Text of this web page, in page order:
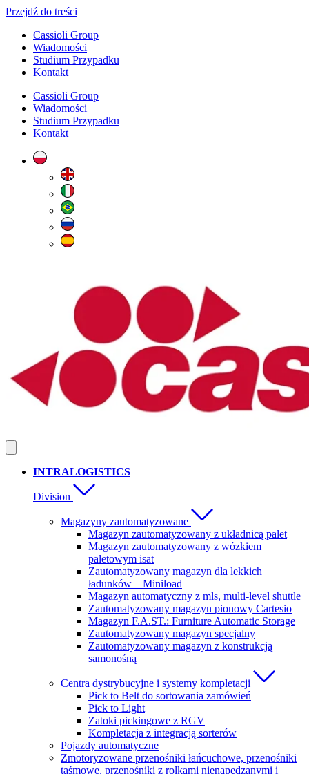
Przejdź do treści
Cassioli Group
Wiadomości
Studium Przypadku
Kontakt
Cassioli Group
Wiadomości
Studium Przypadku
Kontakt
INTRALOGISTICS
Division
Magazyny zautomatyzowane
Magazyn zautomatyzowany z układnicą palet
Magazyn zautomatyzowany z wózkiem
paletowym isat
Zautomatyzowany magazyn dla lekkich
ładunków – Miniload
Magazyn automatyczny z mls, multi-level shuttle
Zautomatyzowany magazyn pionowy Cartesio
Magazyn F.A.ST.: Furniture Automatic Storage
Zautomatyzowany magazyn specjalny
Zautomatyzowany magazyn z konstrukcją
samonośną
Centra dystrybucyjne i systemy kompletacji
Pick to Belt do sortowania zamówień
Pick to Light
Zatoki pickingowe z RGV
Kompletacja z integracją sorterów
Pojazdy automatyczne
Zmotoryzowane przenośniki łańcuchowe, przenośniki
taśmowe, przenośniki z rolkami nienapędzanymi i